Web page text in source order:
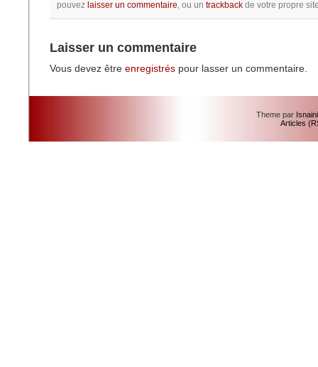
pouvez laisser un commentaire, ou un trackback de votre propre
Laisser un commentaire
Vous devez être enregistrés pour lasser un commentaire.
Theme par
Articles